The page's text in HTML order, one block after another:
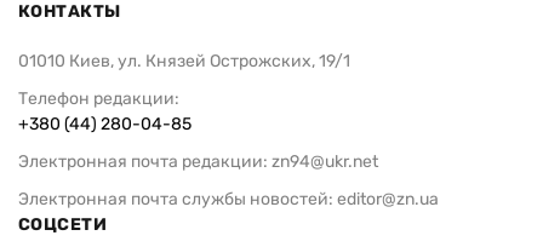
КОНТАКТЫ
01010 Киев, ул. Князей Острожских, 19/1
Телефон редакции:
+380 (44) 280-04-85
Электронная почта редакции: zn94@ukr.net
Электронная почта службы новостей: editor@zn.ua
СОЦСЕТИ